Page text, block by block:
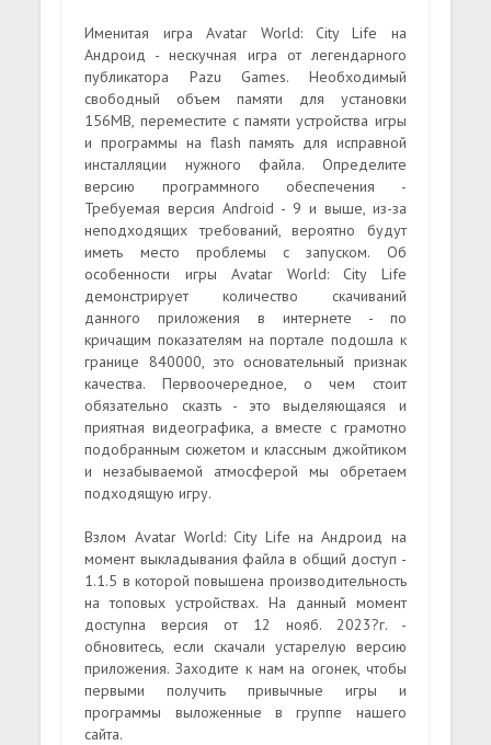
Именитая игра Avatar World: City Life на
Андроид - нескучная игра от легендарного
публикатора Pazu Games. Необходимый
свободный объем памяти для установки
156MB, переместите с памяти устройства игры
и программы на flash память для исправной
инсталляции нужного файла. Определите
версию программного обеспечения -
Требуемая версия Android - 9 и выше, из-за
неподходящих требований, вероятно будут
иметь место проблемы с запуском. Об
особенности игры Avatar World: City Life
демонстрирует количество скачиваний
данного приложения в интернете - по
кричащим показателям на портале подошла к
границе 840000, это основательный признак
качества. Первоочередное, о чем стоит
обязательно сказть - это выделяющаяся и
приятная видеографика, а вместе с грамотно
подобранным сюжетом и классным джойтиком
и незабываемой атмосферой мы обретаем
подходящую игру.
Взлом Avatar World: City Life на Андроид на
момент выкладывания файла в общий доступ -
1.1.5 в которой повышена производительность
на топовых устройствах. На данный момент
доступна версия от 12 нояб. 2023?г. -
обновитесь, если скачали устарелую версию
приложения. Заходите к нам на огонек, чтобы
первыми получить привычные игры и
программы выложенные в группе нашего
сайта.